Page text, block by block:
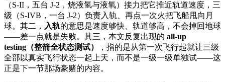
（S-II，五台 J-2，烧液氢与液氧）接力把它推近轨道速度，三
级（S-IVB，一台 J-2）负责入轨、再点一次火把飞船甩向月
球。其二， 入轨的意思是速度够快、轨道够高，不会掉回地球
——差一点就是失败。其三，本文反复出现的 all-up
testing（整箭全状态测试）
，指的是从第一次飞行起就让三级
全部以真实飞行状态一起上天，而不是一级一级单独试——这
正是下一节那场豪赌的内容。